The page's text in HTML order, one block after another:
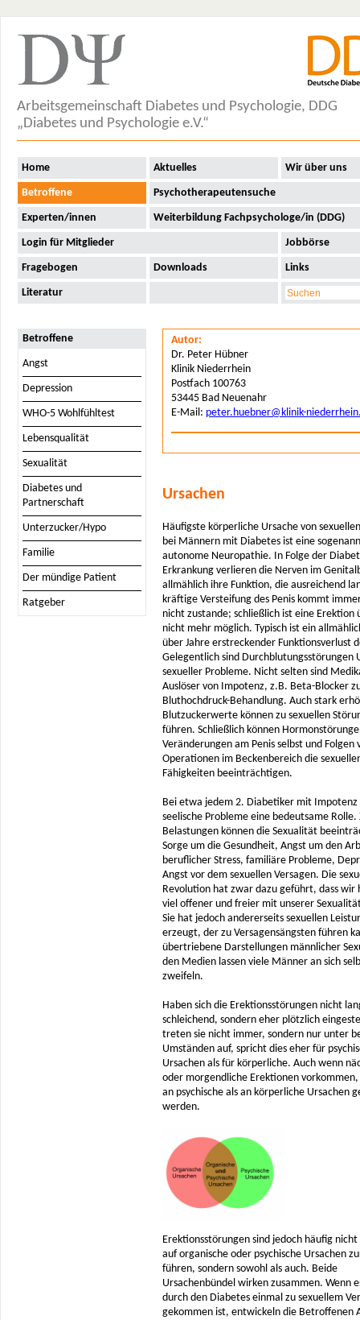
Arbeitsgemeinschaft Diabetes und Psychologie, DDG
„Diabetes und Psychologie e.V.“
Home Aktuelles Wir über uns
Betroffene Psychotherapeutensuche
Experten/innen Weiterbildung Fachpsychologe/in (DDG)
Login für Mitglieder Jobbörse
Fragebogen Downloads Links
Literatur
Betroffene
Angst
Depression
WHO-5 Wohlfühltest
Lebensqualität
Sexualität
Diabetes und
Partnerschaft
Unterzucker/Hypo
Familie
Der mündige Patient
Ratgeber
Autor:
Dr. Peter Hübner
Klinik Niederrhein
Postfach 100763
53445 Bad Neuenahr
E-Mail: peter.huebner@klinik-
Ursachen
Häufigste körperliche Ursache von
bei Männern mit Diabetes ist eine
autonome Neuropathie. In Folge der
Erkrankung verlieren die Nerven im
allmählich ihre Funktion, die ausreichend
kräftige Versteifung des Penis kommt
nicht zustande; schließlich ist eine Erektion
nicht mehr möglich. Typisch ist ein
über Jahre erstreckender Funktionsverlust
Gelegentlich sind Durchblutungsstörungen
sexueller Probleme. Nicht selten sind
Auslöser von Impotenz, z.B. Beta-Blocker
Bluthochdruck-Behandlung. Auch stark
Blutzuckerwerte können zu sexuellen
führen. Schließlich können
Veränderungen am Penis selbst und Folgen
Operationen im Beckenbereich die
Fähigkeiten beeinträchtigen.
Bei etwa jedem 2. Diabetiker mit Impotenz
seelische Probleme eine bedeutsame
Belastungen können die Sexualität
Sorge um die Gesundheit, Angst um den
beruflicher Stress, familiäre Probleme,
Angst vor dem sexuellen Versagen. Die
Revolution hat zwar dazu geführt, dass wir
viel offener und freier mit unserer
Sie hat jedoch andererseits sexuellen
erzeugt, der zu Versagensängsten führen
übertriebene Darstellungen männlicher
den Medien lassen viele Männer an sich
zweifeln.
Haben sich die Erektionsstörungen nicht
schleichend, sondern eher plötzlich
treten sie nicht immer, sondern nur unter
Umständen auf, spricht dies eher für
Ursachen als für körperliche. Auch wenn
oder morgendliche Erektionen vorkommen,
an psychische als an körperliche Ursachen
werden.
Erektionsstörungen sind jedoch häufig
auf organische oder psychische Ursachen
führen, sondern sowohl als auch. Beide
Ursachenbündel wirken zusammen. Wenn
durch den Diabetes einmal zu sexuellem
gekommen ist, entwickeln die Betroffenen